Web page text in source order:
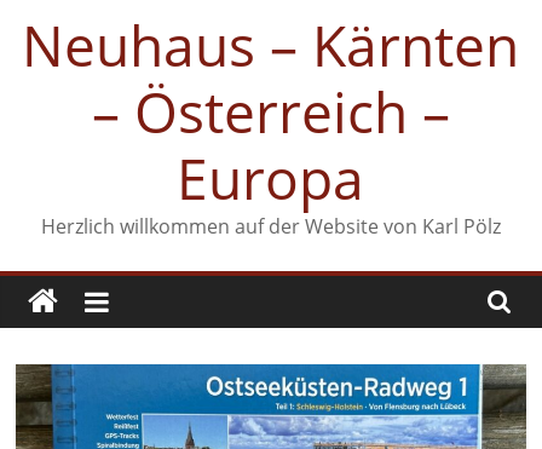
Inhalt
springen
Neuhaus – Kärnten
– Österreich –
Europa
Herzlich willkommen auf der Website von Karl Pölz